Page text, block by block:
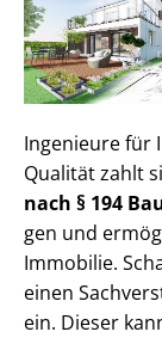
Ingenieure für
Qualität zahlt
nach § 194
gen und
Immobilie.
einen
ein. Dieser